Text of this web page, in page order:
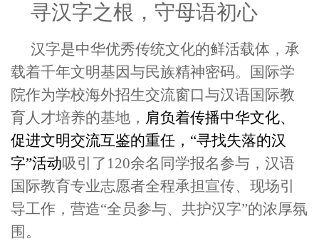
寻汉字之根，守母语初心
汉字是中华优秀传统文化的鲜活载体，承
载着千年文明基因与民族精神密码。国际学
院作为学校海外招生交流窗口与汉语国际教
育人才培养的基地， 肩负着传播中华文化、
促进文明交流互鉴的重任，“寻找失落的汉
字”活动吸引 了 120余名 同学报名参与，汉语
国际教育专业志愿者全程承担宣传、现场引
导工作，营造“全员参与、共护汉字”的浓厚氛
围。